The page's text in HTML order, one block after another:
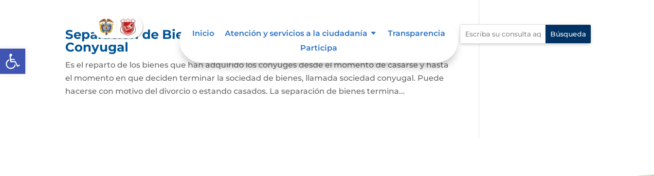
Abrir barra de herramientas
Inicio Atención y servicios a la ciudadanía
Transparencia
Participa
Separación de Bienes o Liquidación de Sociedad
Conyugal
Es el reparto de los bienes que han adquirido los cónyuges desde el momento de casarse y hasta
el momento en que deciden terminar la sociedad de bienes, llamada sociedad conyugal. Puede
hacerse con motivo del divorcio o estando casados. La separación de bienes termina...